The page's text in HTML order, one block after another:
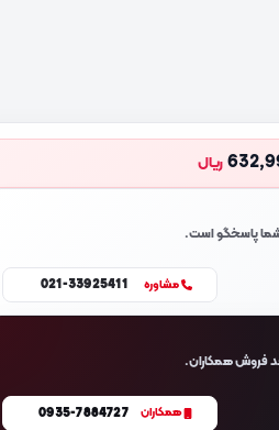
ریال
شما پاسخگو است.
مشاوره 021-33925411
فروش همکاران.
همکاران 0935-7884727